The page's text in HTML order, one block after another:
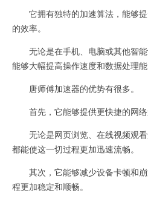
它拥有独特的加速算法，能够提
的效率。
无论是在手机、电脑或其他智能
能够大幅提高操作速度和数据处理能
唐师傅加速器的优势有很多。
首先，它能够提供更快捷的网络
无论是网页浏览、在线视频观看
都能使这一切过程更加迅速流畅。
其次，它能够减少设备卡顿和崩
程更加稳定和顺畅。